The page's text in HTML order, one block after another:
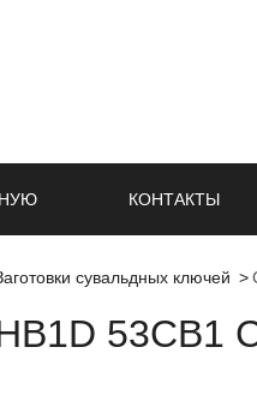
КОНТАКТЫ
сувальдных ключей
53CB1